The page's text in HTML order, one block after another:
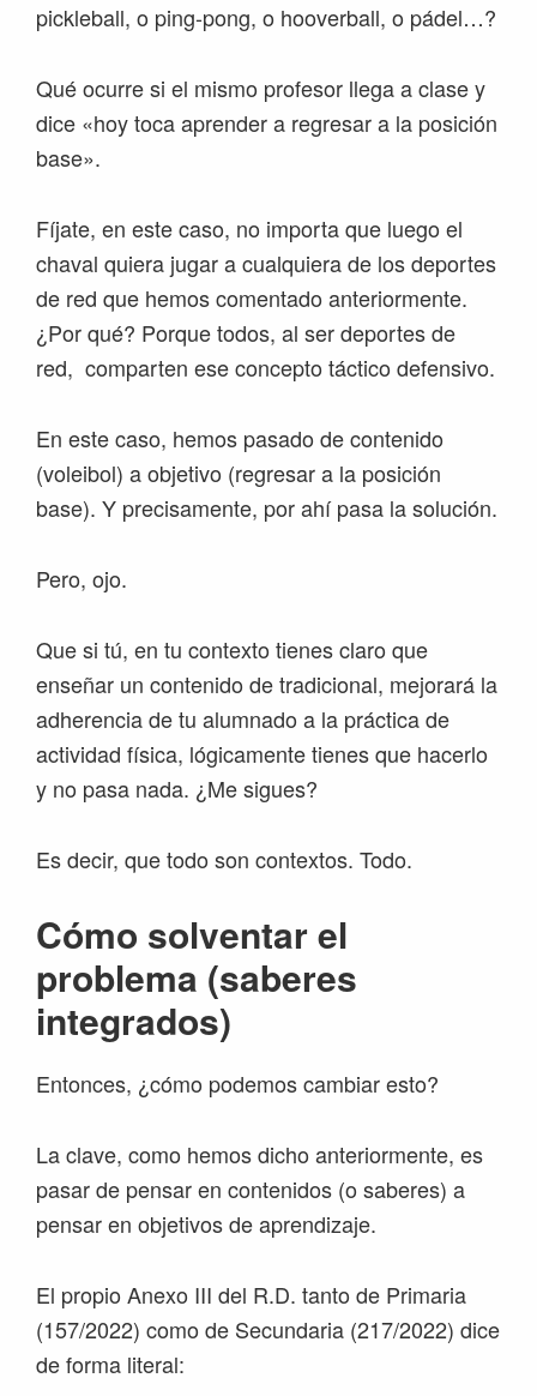
pickleball, o ping-pong, o hooverball, o pádel…?
Qué ocurre si el mismo profesor llega a clase y
dice «hoy toca aprender a regresar a la posición
base».
Fíjate, en este caso, no importa que luego el
chaval quiera jugar a cualquiera de los deportes
de red que hemos comentado anteriormente.
¿Por qué? Porque todos, al ser deportes de
red, comparten ese concepto táctico defensivo.
En este caso, hemos pasado de contenido
(voleibol) a objetivo (regresar a la posición
base). Y precisamente, por ahí pasa la solución.
Pero, ojo.
Que si tú, en tu contexto tienes claro que
enseñar un contenido de tradicional, mejorará la
adherencia de tu alumnado a la práctica de
actividad física, lógicamente tienes que hacerlo
y no pasa nada. ¿Me sigues?
Es decir, que todo son contextos. Todo.
Cómo solventar el
problema (saberes
integrados)
Entonces, ¿cómo podemos cambiar esto?
La clave, como hemos dicho anteriormente, es
pasar de pensar en contenidos (o saberes) a
pensar en objetivos de aprendizaje.
El propio Anexo III del R.D. tanto de Primaria
(157/2022) como de Secundaria (217/2022) dice
de forma literal: